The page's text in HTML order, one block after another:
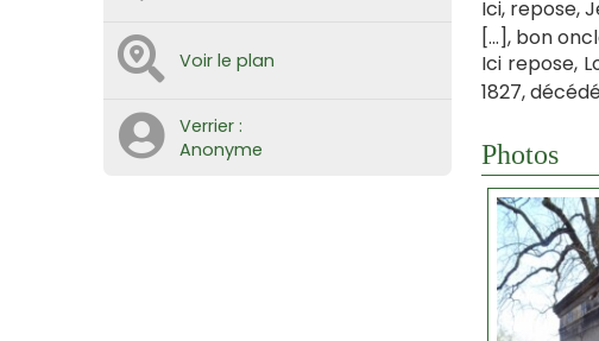
Voir le plan
Verrier :
Anonyme
Ici, repose,
[…], bon
Ici repose,
1827,
Photos